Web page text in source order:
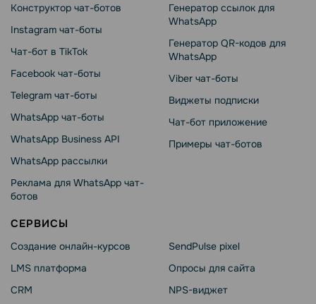
Конструктор чат-ботов
Instagram чат-боты
Чат-бот в TikTok
Facebook чат-боты
Telegram чат-боты
WhatsApp чат-боты
WhatsApp Business API
WhatsApp рассылки
Реклама для WhatsApp чат-
ботов
Генератор ссылок для
WhatsApp
Генератор QR-кодов для
WhatsApp
Viber чат-боты
Виджеты подписки
Чат-бот приложение
Примеры чат-ботов
СЕРВИСЫ
Создание онлайн-курсов
LMS платформа
CRM
SendPulse pixel
Опросы для сайта
NPS-виджет